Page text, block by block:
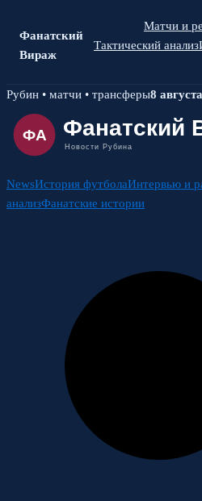
Фанатский
Вираж
Матчи и
Тактический анализ
Skip
content
Рубин • матчи • трансферы8
NewsИстория футболаИнтервью и
анализФанатские истории